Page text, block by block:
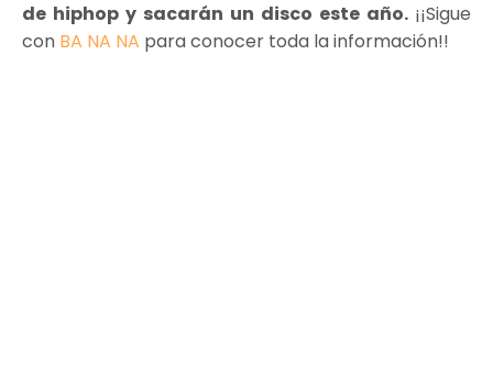
de hiphop y sacarán un disco este año. ¡¡Sigue
con BA NA NA para conocer toda la información!!